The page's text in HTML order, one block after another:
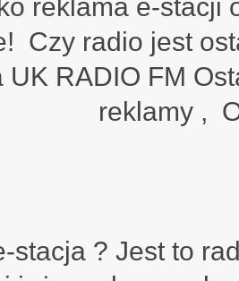
reklama e-stacji
Czy radio jest
UK RADIO FM
reklamy ,
stacja ? Jest to